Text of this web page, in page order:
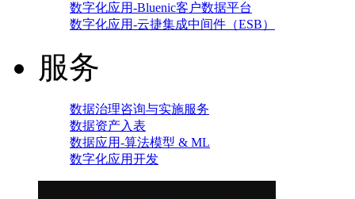
数字化应用-Bluenic客户数据平台
数字化应用-云捷集成中间件（ESB）
服务
数据治理咨询与实施服务
数据资产入表
数据应用-算法模型 & ML
数字化应用开发